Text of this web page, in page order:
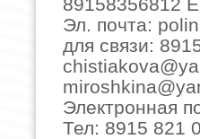
Эл. почта:
для связи:
Электронная
Тел: 8915 821